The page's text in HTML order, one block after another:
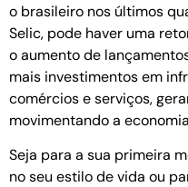
o brasileiro nos últimos
Selic, pode haver uma
o aumento de
mais investimentos em
comércios e serviços,
movimentando a
Seja para a sua primeira
no seu estilo de vida ou